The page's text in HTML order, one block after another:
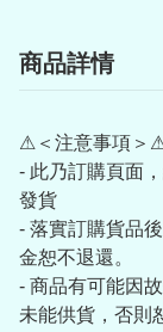
商品詳情
⚠＜注意事項＞
- 此乃訂購頁面
發貨
- 落實訂購貨品
金恕不退還。
- 商品有可能因
未能供貨，否則